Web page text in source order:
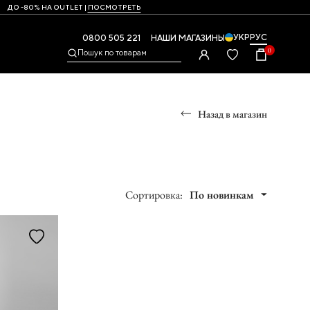
ДО -80% НА OUTLET | ПОСМОТРЕТЬ
0800 505 221 НАШИ МАГАЗИНЫ УКР РУС
Пошук по товарам 0
Назад в магазин
Сортировка: По новинкам